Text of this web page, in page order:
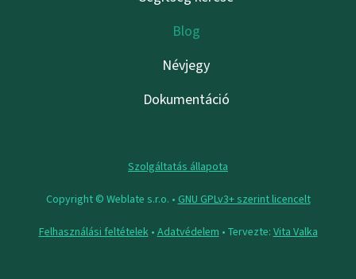
Blog
Névjegy
Dokumentáció
Szolgáltatás állapota
Copyright © Weblate s.r.o. • GNU GPLv3+ szerint licencelt
Felhasználási feltételek• Adatvédelem • Tervezte: Vita Valka